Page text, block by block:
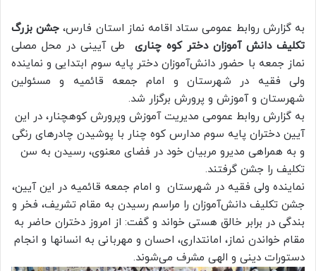
به گزارش روابط عمومی ستاد اقامه نماز استان فارس،جشن بزرگ
تکلیف دانش آموزان دختر کوه چناریطی آیینی در محل مصلی
نماز جمعه با حضور دانش‌آموزان دختر پایه سوم ابتدایی و نماینده
ولی فقیه در شهرستان و امام جمعه قائمیه و مسئولین
شهرستان و آموزش و پرورش برگزار شد.
به گزارش روابط عمومی مدیریت آموزش وپرورش کوهچنار، در این
آیین دختران پایه سوم مدارس کوه چنار با پوشیدن چادرهای رنگی
و به همراهی مدیرو مربیان خود در فضای معنوی، رسیدن به سن
تکلیف را جشن گرفتند.
نماینده ولی فقیه در شهرستان و امام جمعه قائمیه در این آیین،
جشن تکلیف دانش‌آموزان را مراسم رسیدن به مقام تشریف، فخر و
بندگی در برابر خالق هستی خواند و گفت: از امروز دختران حاضر به
مقام خواندن نماز، امانتداری، احسان و مهربانی به انسانها و انجام
دستورات دینی و الهی مشرف می‌شوند.